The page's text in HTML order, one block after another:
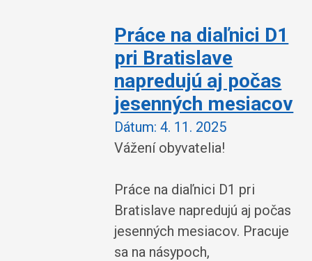
Práce na diaľnici D1
pri Bratislave
napredujú aj počas
jesenných mesiacov
Dátum: 4. 11. 2025
Vážení obyvatelia!
Práce na diaľnici D1 pri
Bratislave napredujú aj počas
jesenných mesiacov. Pracuje
sa na násypoch,